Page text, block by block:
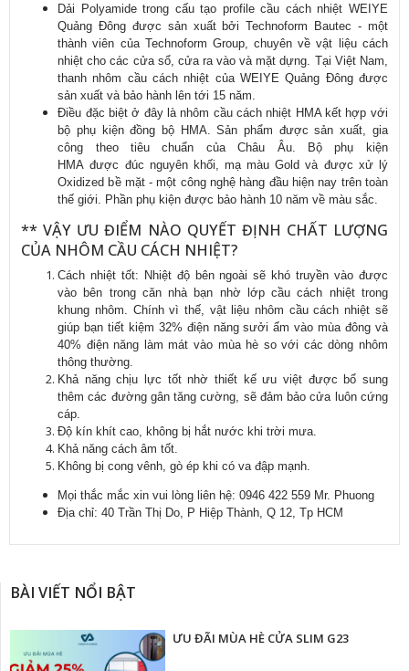
Dải Polyamide trong cấu tạo profile cầu cách nhiệt WEIYE
QuảngĐông được sản xuất bởi Technoform Bautec - một
thành viên của Technoform Group, chuyên về vật liệu cách
nhiệt cho các cửa sổ, cửa ra vào và mặt dựng. Tại Việt Nam,
thanh nhôm cầu cách nhiệt của WEIYE Quảng Đông được
sản xuất và bảo hành lên tới 15 năm.
Điều đặc biệt ở đây là nhôm cầu cách nhiệt HMA kết hợp với
bộ phụ kiệnđồng bộ HMA. Sản phẩm được sản xuất, gia
công theo tiêu chuẩn của Châu Âu. Bộ phụ kiện
HMAđược đúc nguyên khối, mạ màu Gold và được xử l ý
Oxidized bề mặt - một công nghệ hàng đầu hiện nay trên toàn
thế giới. Phần phụ kiệnđược bảo hành 10 năm về màu sắc.
** VẬY ƯU ĐIỂM NÀO QUYẾT ĐỊNH CHẤT LƯỢNG
CỦA NHÔM CẦU CÁCH NHIỆT?
Cách nhiệt tốt: Nhiệt độ bên ngoài sẽ khó truyền vào được
vào bên trong căn nhà bạn nhờ lớp cầu cách nhiệt trong
khung nhôm. Chính vì thế, vật liệu nhôm cầu cách nhiệt sẽ
giúp bạn tiết kiệm 32% điện năng sưởi ấm vào mùa đông và
40% điện năng làm mát vào mùa hè so với các dòng nhôm
thông thường.
Khả năng chịu lực tốt nhờ thiết kếưu việt được bổ sung
thêm các đường gân tăng cường, sẽ đảm bảo cửa luôn cứng
cáp.
Độ kín khít cao, không bị hắt nước khi trời mưa.
Khả năng cách âm tốt.
Không bị cong vênh, gò ép khi có va đập mạnh.
Mọi thắc mắc xin vui lòng liên hệ:0946 422 559 Mr. Phuong
Địa chỉ: 40 Trần Thị Do, P Hiệp Thành, Q 12, Tp HCM
BÀI VIẾT NỔI BẬT
ƯU ĐÃI MÙA HÈ CỬA SLIM G23